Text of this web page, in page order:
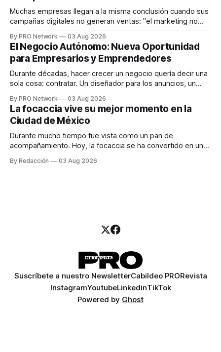
responder
Muchas empresas llegan a la misma conclusión cuando sus
campañas digitales no generan ventas: "el marketing no
INTERIUS, el problema suele estar en otro lugar. Durante
una entrevista para el podcast SER PRO, el especialista en
marketing digital explicó que
By PRO Network 03 Aug 2026
El Negocio Autónomo: Nueva Oportunidad
para Empresarios y Emprendedores
Durante décadas, hacer crecer un negocio quería decir una
sola cosa: contratar. Un diseñador para los anuncios, un
para los textos, alguien que supiera de publicidad digital
para encontrar prospectos, un vendedor para atender
llamadas y mensajes, y —con suerte— una persona
By PRO Network 03 Aug 2026
La focaccia vive su mejor momento en la
Ciudad de México
Durante mucho tiempo fue vista como un pan de
acompañamiento. Hoy, la focaccia se ha convertido en uno
artesanal, ingredientes de calidad y experiencias que
By Redacción 03 Aug 2026
Suscríbete a nuestro NewsletterCabildeo PRORevista
InstagramYoutubeLinkedinTikTok
Powered by Ghost